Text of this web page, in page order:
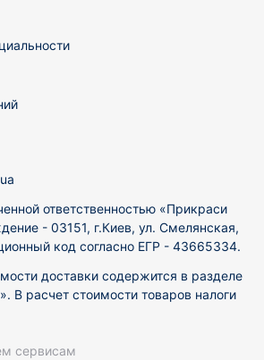
ответственностью «Прикраси
- 03151, г.Киев, ул. Смелянская,
код согласно ЕГР - 43665334.
доставки содержится в разделе
В расчет стоимости товаров налоги
сервисам